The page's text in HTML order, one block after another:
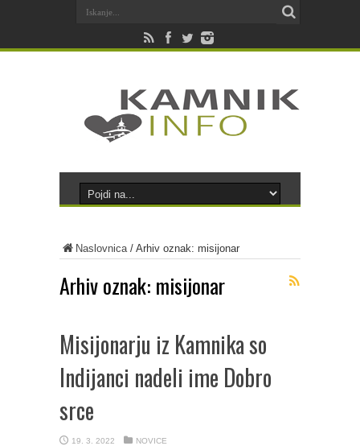
Naslovnica/ Arhiv oznak: misijonar
Arhiv oznak: misijonar
Misijonarju iz Kamnika so
Indijanci nadeli ime Dobro
srce
19. 3. 2022 NOVICE